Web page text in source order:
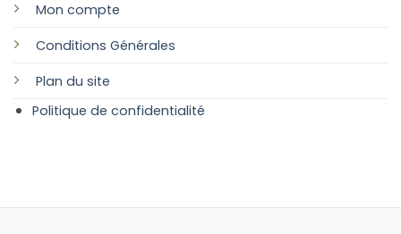
Mon compte
Conditions Générales
Plan du site
Politique de confidentialité